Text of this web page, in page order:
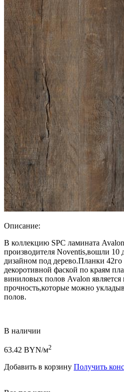
Описание:
В коллекцию SPC ламината
производителя Noventis,вошли 10
дизайном под дерево.Планки 42го
декоротивной фаской по краям
виниловых полов Avalon является
прочность,которые можно
полов.
В наличии
63.42 BYN/м2
Добавить в корзину Получить